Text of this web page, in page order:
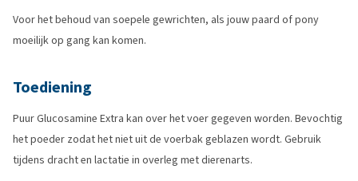
Voor het behoud van soepele gewrichten, als jouw paard of pony
moeilijk op gang kan komen.
Toediening
Puur Glucosamine Extra kan over het voer gegeven worden. Bevochtig
het poeder zodat het niet uit de voerbak geblazen wordt. Gebruik
tijdens dracht en lactatie in overleg met dierenarts.